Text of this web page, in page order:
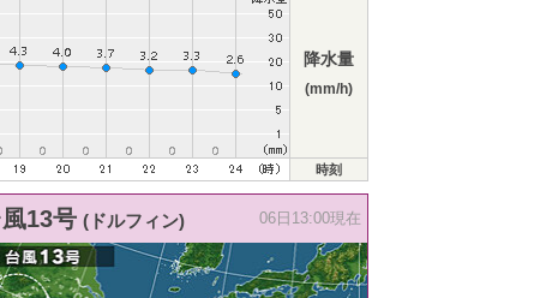
降水量
(mm/h)
時刻
13号 (ドルフィン) 06日13:00現在